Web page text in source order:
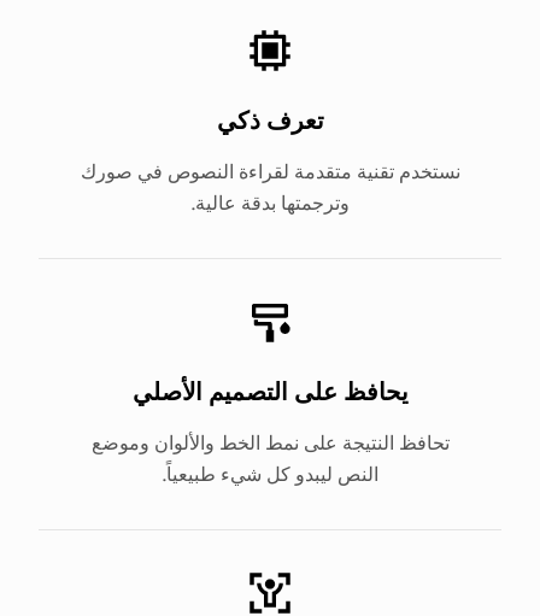
تعرف ذكي
نستخدم تقنية متقدمة لقراءة النصوص في صورك
وترجمتها بدقة عالية.
يحافظ على التصميم الأصلي
تحافظ النتيجة على نمط الخط والألوان وموضع
النص ليبدو كل شيء طبيعياً.